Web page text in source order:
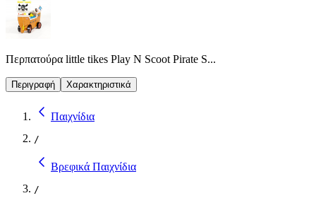
Περπατούρα little tikes Play N Scoot Pirate S...
Περιγραφή Χαρακτηριστικά
Παιχνίδια
/
Βρεφικά Παιχνίδια
/